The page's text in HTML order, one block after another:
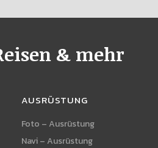
& mehr
AUSRÜSTUNG
Foto – Ausrüstung
Navi – Ausrüstung